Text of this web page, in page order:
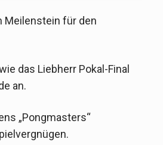
Meilenstein für den
das Liebherr Pokal-Final
an.
„Pongmasters“